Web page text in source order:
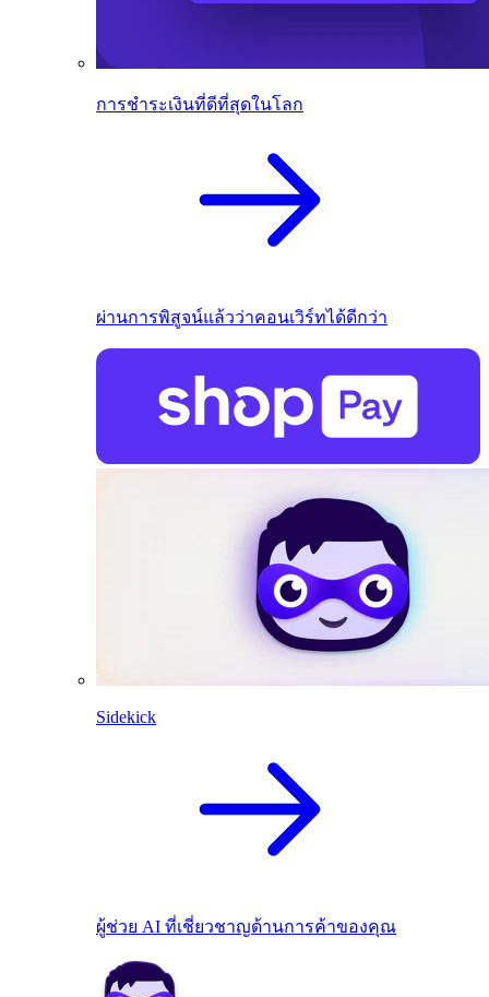
การชำระเงินที่ดีที่สุดในโลก
ผ่านการพิสูจน์แล้วว่าคอนเวิร์ทได้ดีกว่า
Sidekick
ผู้ช่วย AI ที่เชี่ยวชาญด้านการค้าของคุณ